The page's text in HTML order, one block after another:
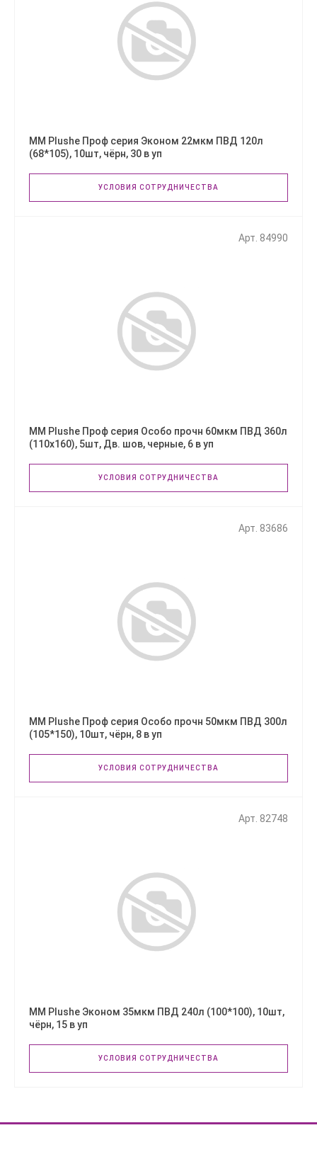
ММ Plushe Проф серия Эконом 22мкм ПВД 120л
(68*105), 10шт, чёрн, 30 в уп
УСЛОВИЯ СОТРУДНИЧЕСТВА
Арт. 84990
ММ Plushe Проф серия Особо прочн 60мкм ПВД 360л
(110х160), 5шт, Дв. шов, черные, 6 в уп
УСЛОВИЯ СОТРУДНИЧЕСТВА
Арт. 83686
ММ Plushe Проф серия Особо прочн 50мкм ПВД 300л
(105*150), 10шт, чёрн, 8 в уп
УСЛОВИЯ СОТРУДНИЧЕСТВА
Арт. 82748
ММ Plushe Эконом 35мкм ПВД 240л (100*100), 10шт,
чёрн, 15 в уп
УСЛОВИЯ СОТРУДНИЧЕСТВА